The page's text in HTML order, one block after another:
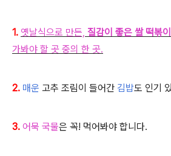
1. 옛날식으로 만든, 질감이 좋은 쌀 떡볶
가봐야 할 곳 중의 한 곳.
2. 매운 고추 조림이 들어간 김밥도 인기
3. 어묵 국물은 꼭! 먹어봐야 합니다.